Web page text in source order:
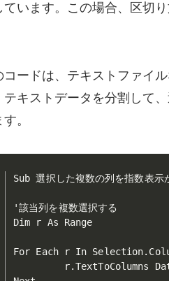
ています。この場合、区切
コードは、テキストファイ
テキストデータを分割して
。
Sub 選択した複数の列を指数表
'該当列を複数選択する
Dim r As Range
For Each r In
r.TextToColumns